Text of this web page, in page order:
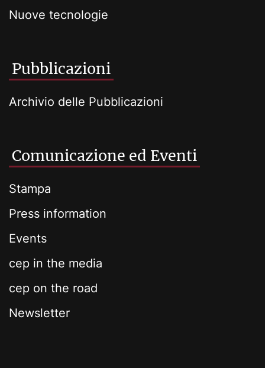
Nuove tecnologie
Pubblicazioni
Archivio delle Pubblicazioni
Comunicazione ed Eventi
Stampa
Press information
Events
cep in the media
cep on the road
Newsletter